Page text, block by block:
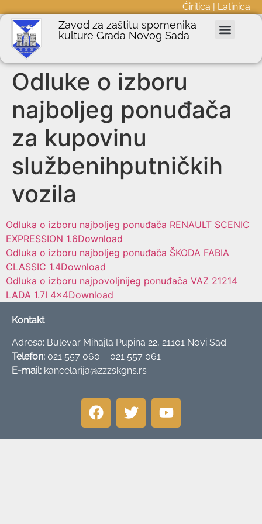
Ćirilica | Latinica
Zavod za zaštitu spomenika
kulture Grada Novog Sada
Odluke o izboru
najboljeg ponuđača
za kupovinu
službenihputničkih
vozila
Odluka o izboru najboljeg ponuđača RENAULT SCENIC
EXPRESSION 1.6Download
Odluka o izboru najboljeg ponuđača ŠKODA FABIA
CLASSIC 1.4Download
Odluka o izboru najpovoljnijeg ponuđača VAZ 21214
LADA 1.7I 4×4Download
Kontakt
Adresa: Bulevar Mihajla Pupina 22, 21101 Novi Sad
Telefon: 021 557 060 – 021 557 061
E-mail: kancelarija@zzzskgns.rs